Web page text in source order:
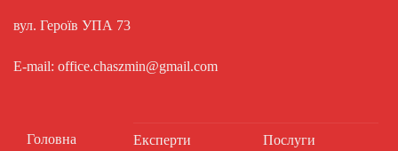
вул. Героїв УПА 73
E-mail: office.chaszmin@gmail.com
Головна Експерти Послуги